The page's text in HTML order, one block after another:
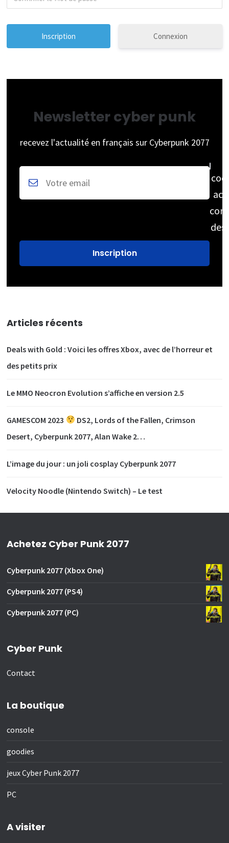
Connexion
Newsletter cyber punk
recevez l'actualité en français sur Cyberpunk 2077
des
Articles récents
Deals with Gold : Voici les offres Xbox, avec de l’horreur et
des petits prix
Le MMO Neocron Evolution s’affiche en version 2.5
GAMESCOM 2023
DS2, Lords of the Fallen, Crimson
Desert, Cyberpunk 2077, Alan Wake 2…
L’image du jour : un joli cosplay Cyberpunk 2077
Velocity Noodle (Nintendo Switch) – Le test
Achetez Cyber Punk 2077
Cyberpunk 2077 (Xbox One)
Cyberpunk 2077 (PS4)
Cyberpunk 2077 (PC)
Cyber Punk
Contact
La boutique
console
goodies
jeux Cyber Punk 2077
PC
A visiter